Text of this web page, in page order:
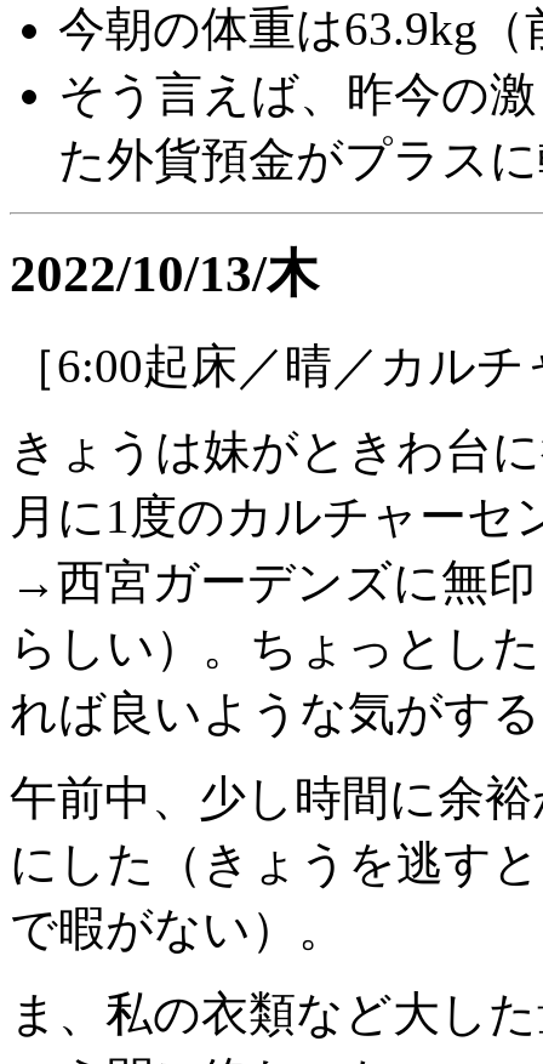
今朝の体重は63.9kg（
そう言えば、昨今の
た外貨預金がプラス
2022/10/13/木
［6:00起床／晴／カル
きょうは妹がときわ台
月に1度のカルチャーセ
→西宮ガーデンズに無
らしい）。ちょっとし
れば良いような気がす
午前中、少し時間に余
にした（きょうを逃す
で暇がない）。
ま、私の衣類など大し